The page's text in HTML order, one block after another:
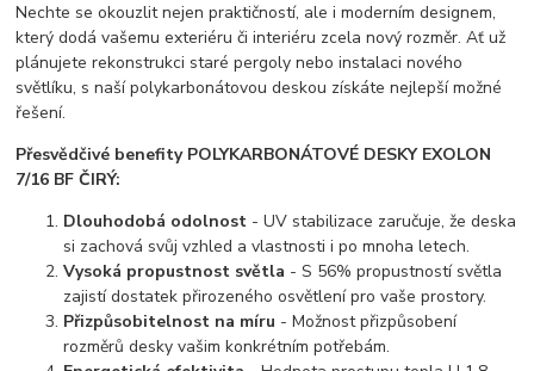
Nechte se okouzlit nejen praktičností, ale i moderním designem,
který dodá vašemu exteriéru či interiéru zcela nový rozměr. Ať už
plánujete rekonstrukci staré pergoly nebo instalaci nového
světlíku, s naší polykarbonátovou deskou získáte nejlepší možné
řešení.
Přesvědčivé benefity POLYKARBONÁTOVÉ DESKY EXOLON
7/16 BF ČIRÝ:
Dlouhodobá odolnost - UV stabilizace zaručuje, že deska
si zachová svůj vzhled a vlastnosti i po mnoha letech.
Vysoká propustnost světla - S 56% propustností světla
zajistí dostatek přirozeného osvětlení pro vaše prostory.
Přizpůsobitelnost na míru - Možnost přizpůsobení
rozměrů desky vašim konkrétním potřebám.